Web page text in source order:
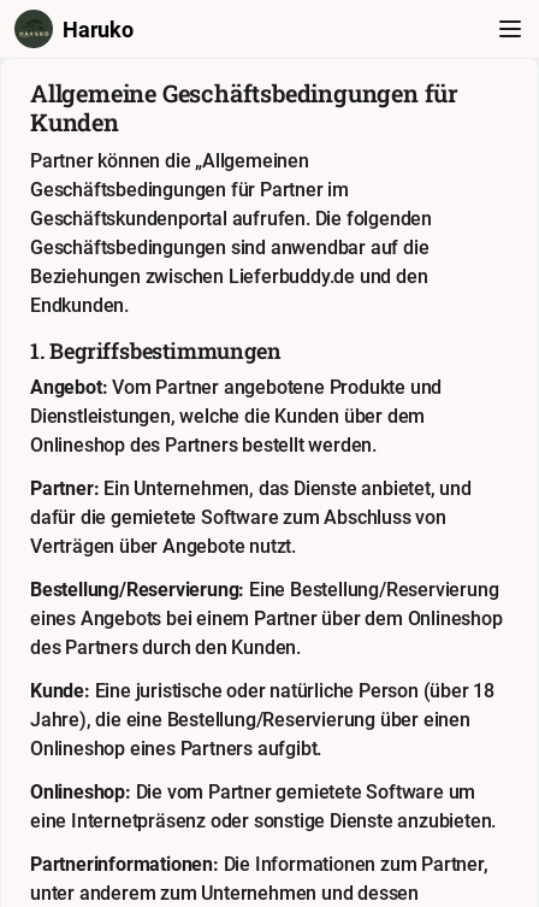
Haruko
Allgemeine Geschäftsbedingungen für
Kunden
Partner können die „Allgemeinen
Geschäftsbedingungen für Partner im
Geschäftskundenportal aufrufen. Die folgenden
Geschäftsbedingungen sind anwendbar auf die
Beziehungen zwischen Lieferbuddy.de und den
Endkunden.
1. Begriffsbestimmungen
Angebot:Vom Partner angebotene Produkte und
Dienstleistungen, welche die Kunden über dem
Onlineshop des Partners bestellt werden.
Partner: Ein Unternehmen, das Dienste anbietet, und
dafür die gemietete Software zum Abschluss von
Verträgen über Angebote nutzt.
Bestellung/Reservierung: Eine Bestellung/Reservierung
eines Angebots bei einem Partner über dem Onlineshop
des Partners durch den Kunden.
Kunde: Eine juristische oder natürliche Person (über 18
Jahre), die eine Bestellung/Reservierung über einen
Onlineshop eines Partners aufgibt.
Onlineshop: Die vom Partner gemietete Software um
eine Internetpräsenz oder sonstige Dienste anzubieten.
Partnerinformationen: Die Informationen zum Partner,
unter anderem zum Unternehmen und dessen